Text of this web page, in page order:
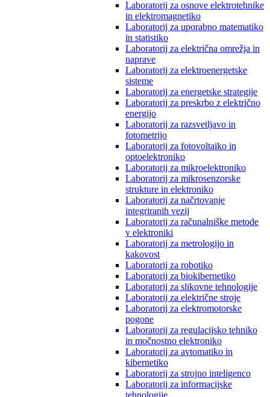
Laboratorij za osnove elektrotehnike
in elektromagnetiko
Laboratorij za uporabno matematiko
in statistiko
Laboratorij za električna omrežja in
naprave
Laboratorij za elektroenergetske
sisteme
Laboratorij za energetske strategije
Laboratorij za preskrbo z električno
energijo
Laboratorij za razsvetljavo in
fotometrijo
Laboratorij za fotovoltaiko in
optoelektroniko
Laboratorij za mikroelektroniko
Laboratorij za mikrosenzorske
strukture in elektroniko
Laboratorij za načrtovanje
integriranih vezij
Laboratorij za računalniške metode
v elektroniki
Laboratorij za metrologijo in
kakovost
Laboratorij za robotiko
Laboratorij za biokibernetiko
Laboratorij za slikovne tehnologije
Laboratorij za električne stroje
Laboratorij za elektromotorske
pogone
Laboratorij za regulacijsko tehniko
in močnostno elektroniko
Laboratorij za avtomatiko in
kibernetiko
Laboratorij za strojno inteligenco
Laboratorij za informacijske
tehnologije